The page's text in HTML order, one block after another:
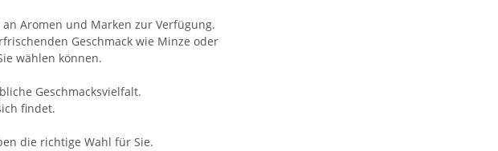
Aromen und Marken zur Verfügung.
Geschmack wie Minze oder
wählen können.
Geschmacksvielfalt.
findet.
die richtige Wahl für Sie.